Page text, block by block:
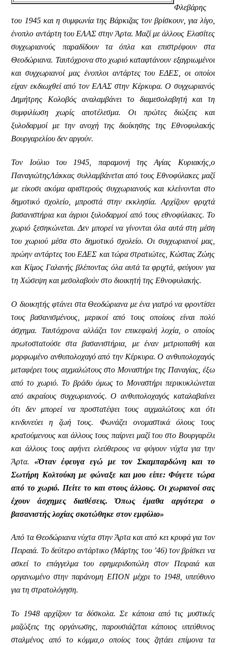
Φλεβάρης
του 1945 και η συμφωνία της Βάρκιζας τον βρίσκουν, για λίγο,
ένοπλο αντάρτη του ΕΛΑΣ στην Άρτα. Μαζί με άλλους Ελασίτες
συγχωριανούς παραδίδουν τα όπλα και επιστρέφουν στα
Θεοδώριανα. Ταυτόχρονα στο χωριό καταφτάνουν εξαγριωμένοι
και συγχωριανοί μας ένοπλοι αντάρτες του ΕΔΕΣ, οι οποίοι
είχαν εκδιωχθεί από τον ΕΛΑΣ στην Κέρκυρα. Ο συγχωριανός
Δημήτρης Κολοβός αναλαμβάνει το διαμεσολαβητή και τη
συμφιλίωση χωρίς αποτέλεσμα. Οι πρώτες διώξεις και
ξυλοδαρμοί με την ανοχή της διοίκησης της Εθνοφυλακής
Βουργαρελίου δεν αργούν.
Τον Ιούλιο του 1945, παραμονή της Αγίας Κυριακής,ο
ΠαναγιώτηςΛάκκας συλλαμβάνεται από τους Εθνοφύλακες μαζί
με είκοσι ακόμα αριστερούς συγχωριανούς και κλείνονται στο
δημοτικό σχολείο, μπροστά στην εκκλησία. Αρχίζουν φριχτά
βασανιστήρια και άγριοι ξυλοδαρμοί από τους εθνοφύλακες. Το
χωριό ξεσηκώνεται. Δεν μπορεί να γίνονται όλα αυτά στη μέση
του χωριού μέσα στο δημοτικό σχολείο. Οι συγχωριανοί μας,
πρώην αντάρτες του ΕΔΕΣ και τώρα στρατιώτες, Κώστας Ζώης
και Κίμος Γαλανής βλέποντας όλα αυτά τα φριχτά, φεύγουν για
τη Χώσεψη και μεσολαβούν στο διοικητή της Εθνοφυλακής.
Ο διοικητής φτάνει στα Θεοδώριανα με ένα γιατρό να φροντίσει
τους βασανισμένους, μερικοί από τους οποίους είναι πολύ
άσχημα. Ταυτόχρονα αλλάζει τον επικεφαλή λοχία, ο οποίος
πρωτοστατούσε στα βασανιστήρια, με έναν μετριοπαθή και
μορφωμένο ανθυπολοχαγό από την Κέρκυρα. Ο ανθυπολοχαγός
μεταφέρει τους αιχμαλώτους στο Μοναστήρι της Παναγίας, έξω
από το χωριό. Το βράδυ όμως το Μοναστήρι περικυκλώνεται
από ακραίους συγχωριανούς. Ο ανθυπολοχαγός καταλαβαίνει
ότι δεν μπορεί να προστατέψει τους αιχμαλώτους και ότι
κινδυνεύει η ζωή τους. Φωνάζει ονομαστικά όλους τους
κρατούμενους και άλλους τους παίρνει μαζί του στο Βουργαρέλι
και άλλους τους αφήνει ελεύθερους να φύγουν νύχτα για την
Άρτα.«Όταν έφευγα εγώ με τον Σκαμπαρδώνη και το
Σωτήρη Κολτούκη με φώναξε και μου είπε: Φύγετε τώρα
από το χωριό. Πείτε το και στους άλλους. Οι χωριανοί σας
έχουν άσχημες διαθέσεις. Όπως έμαθα αργότερα ο
βασανιστής λοχίας σκοτώθηκε στον εμφύλιο»
Από τα Θεοδώριανα νύχτα στην Άρτα και από κει κρυφά για τον
Πειραιά. Το δεύτερο αντάρτικο (Μάρτης του ’46) τον βρίσκει να
ασκεί το επάγγελμα του εφημεριδοπώλη στον Πειραιά και
οργανωμένο στην παράνομη ΕΠΟΝ μέχρι το 1948, υπεύθυνο
για τη στρατολόγηση.
Το 1948 αρχίζουν τα δύσκολα. Σε κάποια από τις μυστικές
μαζώξεις της οργάνωσης, παρουσιάζεται κάποιος υπεύθυνος
σταλμένος από το κόμμα,ο οποίος τους ζητάει επίμονα τα